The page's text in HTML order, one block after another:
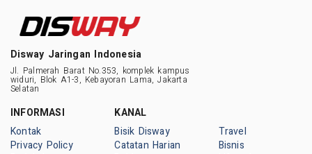
Disway Jaringan Indonesia
Jl. Palmerah Barat No.353, komplek kampus
widuri, Blok A1-3, Kebayoran Lama, Jakarta
Selatan
INFORMASI
Kontak
Privacy Policy
KANAL
Bisik Disway
Catatan Harian
Travel
Bisnis